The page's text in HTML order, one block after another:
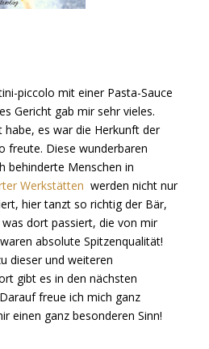
piccolo mit einer Pasta-Sauce
Gericht gab mir sehr vieles.
habe, es war die Herkunft der
freute. Diese wunderbaren
behinderte Menschen in
Werkstätten werden nicht nur
hier tanzt so richtig der Bär,
dort passiert, die von mir
absolute Spitzenqualität!
dieser und weiteren
gibt es in den nächsten
freue ich mich ganz
einen ganz besonderen Sinn!